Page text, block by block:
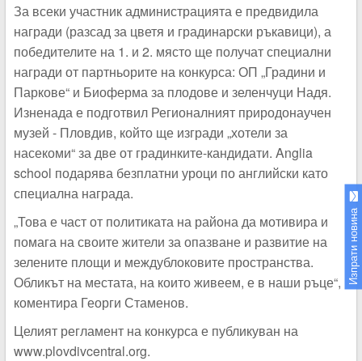
За всеки участник администрацията е предвидила
награди (разсад за цветя и градинарски ръкавици), а
победителите на 1. и 2. място ще получат специални
награди от партньорите на конкурса: ОП „Градини и
Паркове“ и Биоферма за плодове и зеленчуци Надя.
Изненада е подготвил Регионалният природонаучен
музей - Пловдив, който ще изгради „хотели за
насекоми“ за две от градинките-кандидати. Anglia
school подарява безплатни уроци по английски като
специална награда.
„Това е част от политиката на района да мотивира и
помага на своите жители за опазване и развитие на
зелените площи и междублоковите пространства.
Обликът на местата, на които живеем, е в наши ръце“,
коментира Георги Стаменов.
Целият регламент на конкурса е публикуван на
www.plovdivcentral.org.
Изпрати новина